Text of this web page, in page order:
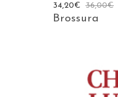
36,00€
34,20€
Brossura